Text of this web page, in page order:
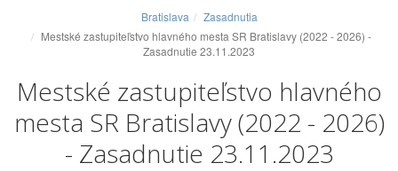
Bratislava
Zasadnutia
Mestské zastupiteľstvo hlavného mesta SR Bratislavy (2022 - 2026) -
Zasadnutie 23.11.2023
Mestské zastupiteľstvo hlavného
mesta SR Bratislavy (2022 - 2026)
- Zasadnutie 23.11.2023